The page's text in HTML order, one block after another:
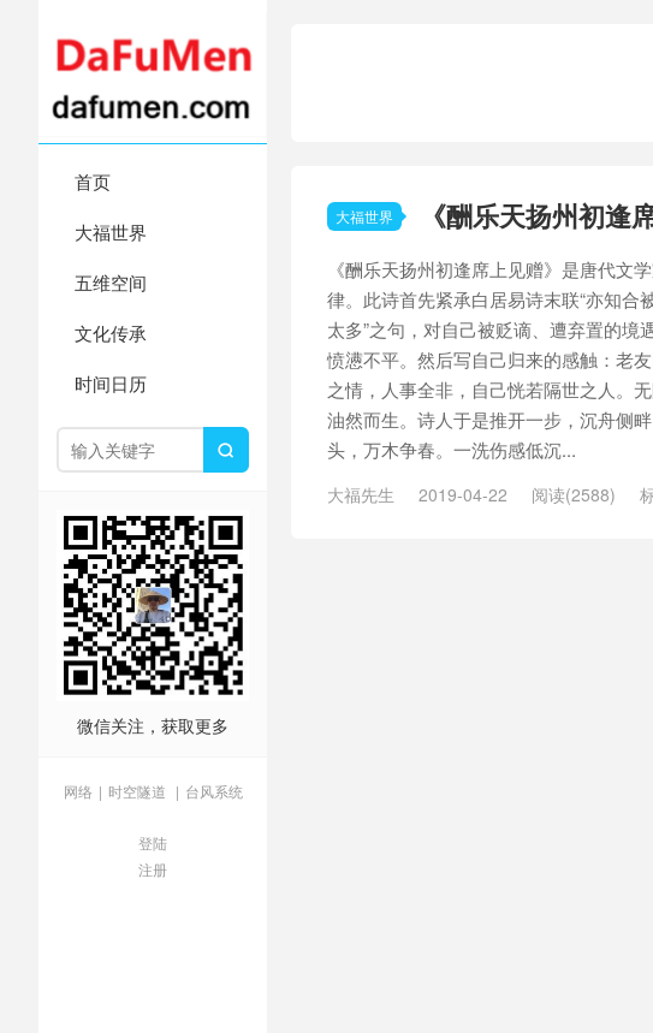
首页
大福世界
五维空间
文化传承
时间日历

微信关注，获取更多
网络 | 时空隧道 | 台风系统
登陆
注册
大福世界 《酬乐天扬州初逢
《酬乐天扬州初逢席上见赠》是唐代文
律。此诗首先紧承白居易诗末联“亦知合
太多”之句，对自己被贬谪、遭弃置的境
愤懑不平。然后写自己归来的感触：老
之情，人事全非，自己恍若隔世之人。
油然而生。诗人于是推开一步，沉舟侧
头，万木争春。一洗伤感低沉...
大福先生 2019-04-22 阅读(2588)